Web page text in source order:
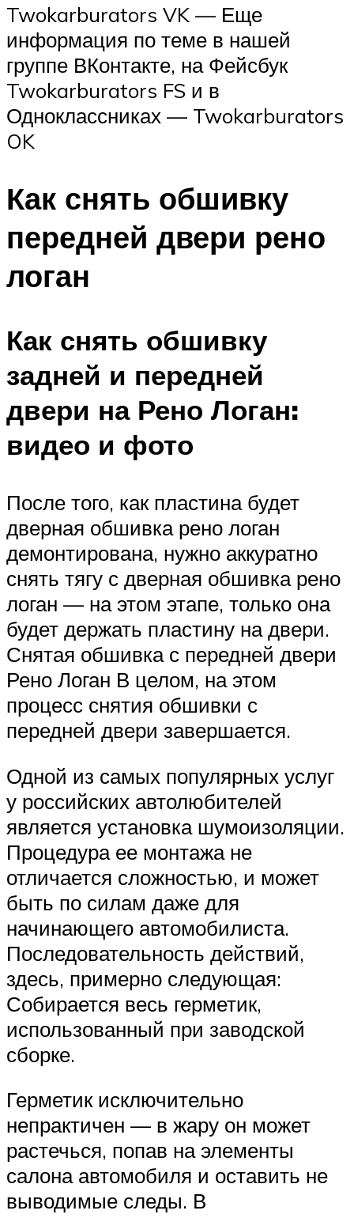
Twokarburators VK — Еще
информация по теме в нашей
группе ВКонтакте, на Фейсбук
Twokarburators FS и в
Одноклассниках — Twokarburators
OK
Как снять обшивку
передней двери рено
логан
Как снять обшивку
задней и передней
двери на Рено Логан:
видео и фото
После того, как пластина будет
дверная обшивка рено логан
демонтирована, нужно аккуратно
снять тягу с дверная обшивка рено
логан — на этом этапе, только она
будет держать пластину на двери.
Снятая обшивка с передней двери
Рено Логан В целом, на этом
процесс снятия обшивки с
передней двери завершается.
Одной из самых популярных услуг
у российских автолюбителей
является установка шумоизоляции.
Процедура ее монтажа не
отличается сложностью, и может
быть по силам даже для
начинающего автомобилиста.
Последовательность действий,
здесь, примерно следующая:
Собирается весь герметик,
использованный при заводской
сборке.
Герметик исключительно
непрактичен — в жару он может
растечься, попав на элементы
салона автомобиля и оставить не
выводимые следы. В